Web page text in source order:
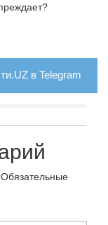
в Telegram
Обязательные